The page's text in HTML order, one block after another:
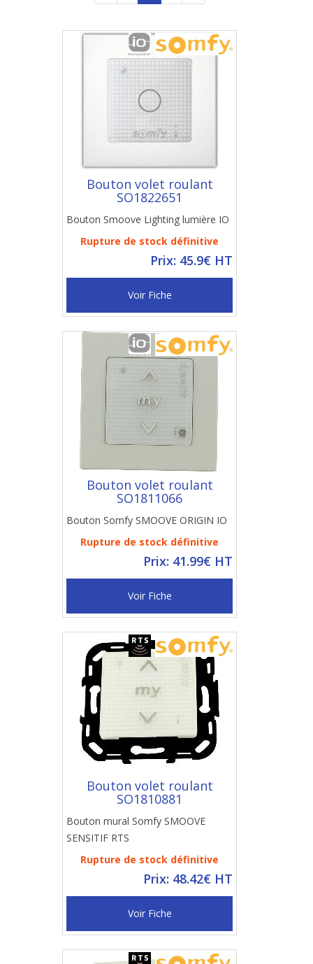
Bouton volet roulant
SO1822651
Bouton Smoove Lighting lumière IO
Rupture de stock définitive
Prix: 45.9€ HT
Voir Fiche
Bouton volet roulant
SO1811066
Bouton Somfy SMOOVE ORIGIN IO
Rupture de stock définitive
Prix: 41.99€ HT
Voir Fiche
Bouton volet roulant
SO1810881
Bouton mural Somfy SMOOVE
SENSITIF RTS
Rupture de stock définitive
Prix: 48.42€ HT
Voir Fiche